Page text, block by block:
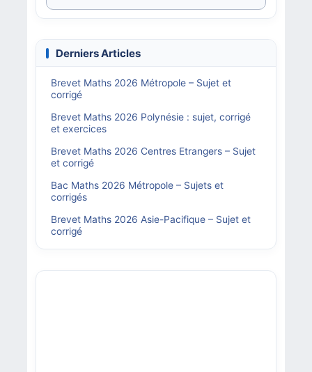
Derniers Articles
Brevet Maths 2026 Métropole – Sujet et
corrigé
Brevet Maths 2026 Polynésie : sujet, corrigé
et exercices
Brevet Maths 2026 Centres Etrangers – Sujet
et corrigé
Bac Maths 2026 Métropole – Sujets et
corrigés
Brevet Maths 2026 Asie-Pacifique – Sujet et
corrigé